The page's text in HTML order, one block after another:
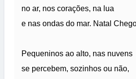
no ar, nos corações, na lua
e nas ondas do mar. Natal
Pequeninos ao alto, nas nuvens
se percebem, sozinhos ou não,